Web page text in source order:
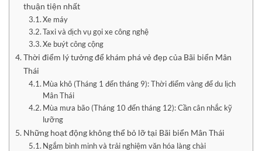
thuận tiện nhất
Xe máy
Taxi và dịch vụ gọi xe công nghệ
Xe buýt công cộng
Thời điểm lý tưởng để khám phá vẻ đẹp của Bãi biển Mân
Thái
Mùa khô (Tháng 1 đến tháng 9): Thời điểm vàng để du lịch
Mân Thái
Mùa mưa bão (Tháng 10 đến tháng 12): Cần cân nhắc kỹ
lưỡng
Những hoạt động không thể bỏ lỡ tại Bãi biển Mân Thái
Ngắm bình minh và trải nghiệm văn hóa làng chài